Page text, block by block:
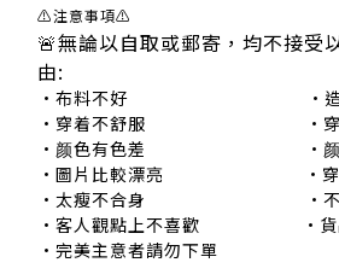
⚠注意事項⚠
🚨無論以自取或郵寄，均不接受
由:
•布料不好 •造工
•穿着不舒服 •穿上
•颜色有色差 •颜色
•圖片比較漂亮 •穿上
•太瘦不合身 •不影响
•客人觀點上不喜歡 •貨品
•完美主意者請勿下單